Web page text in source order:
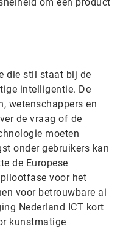
die stil staat bij de
intelligentie. De
wetenschappers en
de vraag of de
moeten
onder gebruikers kan
de Europese
voor het
voor betrouwbare ai
Nederland ICT kort
kunstmatige